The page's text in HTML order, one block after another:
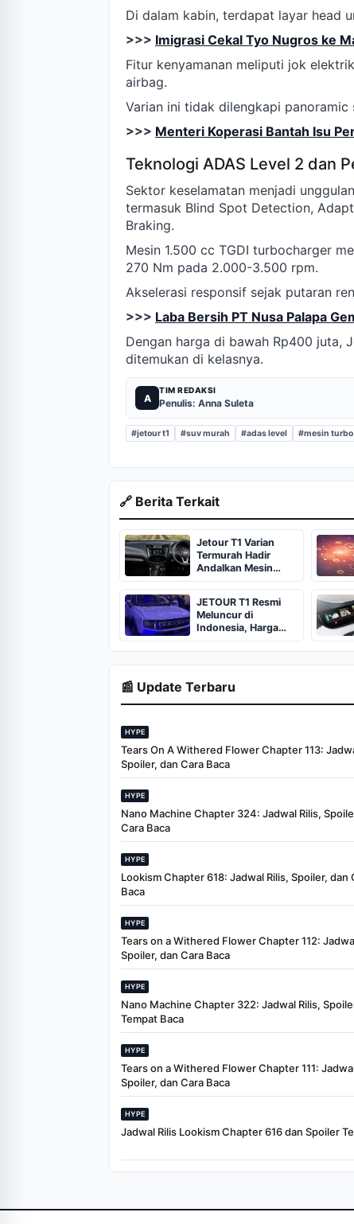
Di dalam kabin, terdapat layar head
>>> Imigrasi Cekal Tyo Nugros ke
Fitur kenyamanan meliputi jok
airbag.
Varian ini tidak dilengkapi
>>> Menteri Koperasi Bantah Isu
Teknologi ADAS Level 2 dan
Sektor keselamatan menjadi
termasuk Blind Spot Detection,
Braking.
Mesin 1.500 cc TGDI turbocharger
270 Nm pada 2.000-3.500 rpm.
Akselerasi responsif sejak putaran
>>> Laba Bersih PT Nusa Palapa
Dengan harga di bawah Rp400 juta,
ditemukan di kelasnya.
A
TIM REDAKSI
Penulis: Anna Suleta
#jetour t1 #suv murah #adas level #mesin turbo
🔗 Berita Terkait
Jetour T1 Varian
Termurah Hadir
Andalkan Mesin
Turbo dan ADAS
JETOUR T1 Resmi
Meluncur di
Indonesia, Harga
Mulai Rp388 Juta
📰 Update Terbaru
HYPE
Tears On A Withered Flower Chapter 113:
Spoiler, dan Cara Baca
HYPE
Nano Machine Chapter 324: Jadwal Rilis,
Cara Baca
HYPE
Lookism Chapter 618: Jadwal Rilis, Spoiler, dan
Baca
HYPE
Tears on a Withered Flower Chapter 112:
Spoiler, dan Cara Baca
HYPE
Nano Machine Chapter 322: Jadwal Rilis,
Tempat Baca
HYPE
Tears on a Withered Flower Chapter 111:
Spoiler, dan Cara Baca
HYPE
Jadwal Rilis Lookism Chapter 616 dan Spoiler